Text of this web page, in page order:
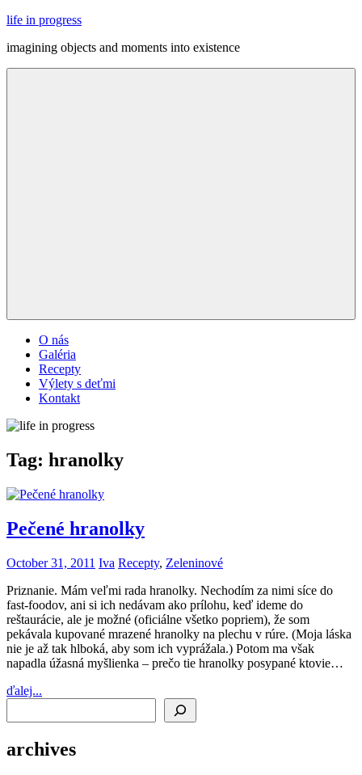
Skip
content
life in progress
imagining objects and moments into existence
O nás
Galéria
Recepty
Výlety s deťmi
Kontakt
Tag: hranolky
Pečené hranolky
October 31, 2011 Iva Recepty, Zeleninové
Priznanie. Mám veľmi rada hranolky. Nechodím za nimi síce do
fast-foodov, ani si ich nedávam ako prílohu, keď ideme do
reštaurácie, ale je možné (oficiálne všetko popriem), že som
pekávala kupované mrazené hranolky na plechu v rúre. (Moja láska
nie je až tak hlboká, aby som ich vyprážala.) Potom ma však
napadla úžasná myšlienka – prečo tie hranolky posypané ktovie…
ďalej...
archives